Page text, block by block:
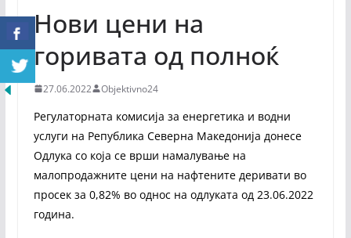
Нови цени на
горивата од полноќ
27.06.2022 Objektivno24
Регулаторната комисија за енергетика и водни
услуги на Република Северна Македонија донесе
Одлука со која се врши намалување на
малопродажните цени на нафтените деривати во
просек за 0,82% во однос на одлуката од 23.06.2022
година.